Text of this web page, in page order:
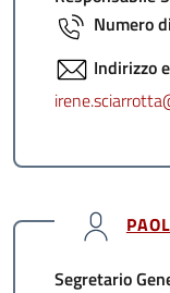
Numero
Indirizzo
Segretario